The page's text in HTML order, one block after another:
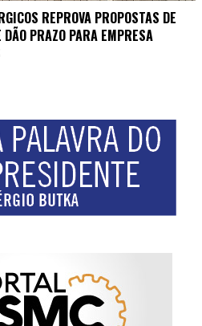
REPROVA PROPOSTAS DE
PRAZO PARA EMPRESA